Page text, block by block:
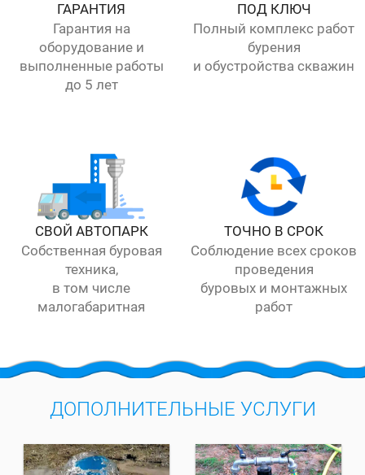
ГАРАНТИЯ
Гарантия на
оборудование и
выполненные работы
до 5 лет
ПОД КЛЮЧ
Полный комплекс работ
бурения
и обустройства скважин
СВОЙ АВТОПАРК
Собственная буровая
техника,
в том числе
малогабаритная
ТОЧНО В СРОК
Соблюдение всех сроков
проведения
буровых и монтажных
работ
ДОПОЛНИТЕЛЬНЫЕ УСЛУГИ